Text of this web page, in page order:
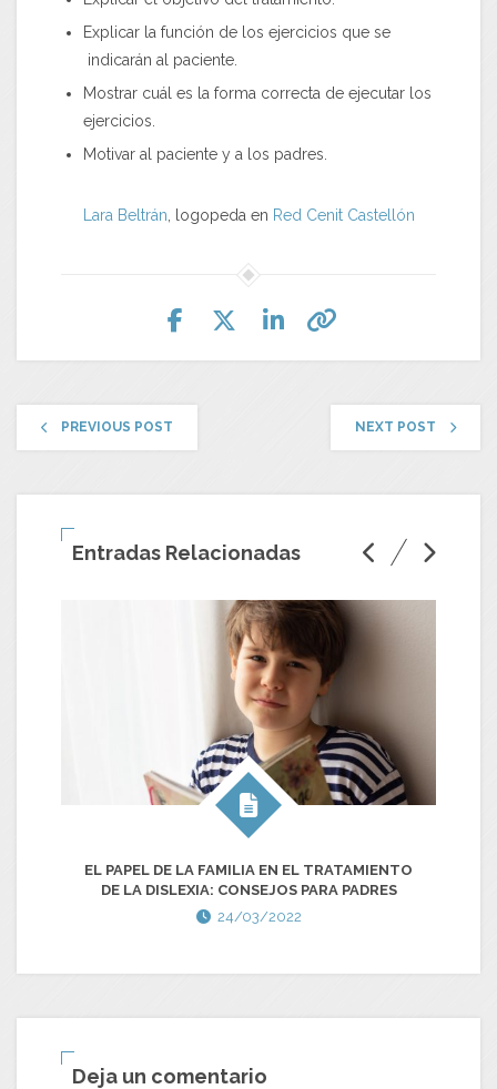
Explicar la función de los ejercicios que se
indicarán al paciente.
Mostrar cuál es la forma correcta de ejecutar los
ejercicios.
Motivar al paciente y a los padres.
Lara Beltrán , logopeda en Red Cenit Castellón
PREVIOUS POST NEXT POST
Entradas Relacionadas
EL PAPEL DE LA FAMILIA EN EL TRATAMIENTO
DE LA DISLEXIA: CONSEJOS PARA PADRES
24/03/2022
Deja un comentario